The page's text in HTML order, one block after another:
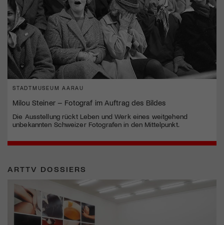
STADTMUSEUM AARAU
Milou Steiner – Fotograf im Auftrag des Bildes
Die Ausstellung rückt Leben und Werk eines weitgehend
unbekannten Schweizer Fotografen in den Mittelpunkt.
ARTTV DOSSIERS